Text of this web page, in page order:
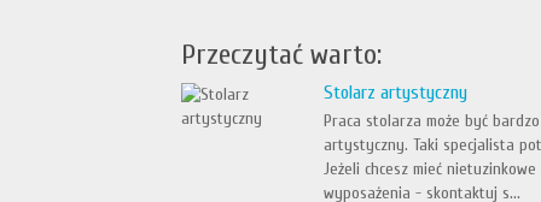
Przeczytać warto:
Stolarz artystyczny
Praca stolarza może być
artystyczny. Taki specjalista
Jeżeli chcesz mieć
wyposażenia - skontaktuj s...